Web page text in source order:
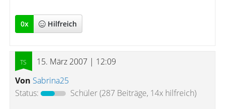
0x Hilfreich
15. März 2007 | 12:09
Von Sabrina25
Status:
Schüler(287 Beiträge, 14x hilfreich)